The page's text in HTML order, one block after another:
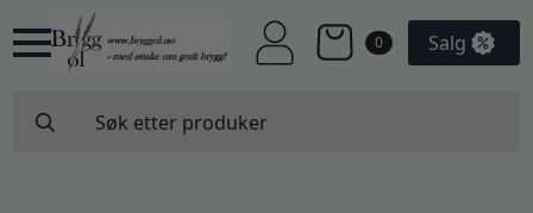
0 Salg
for: